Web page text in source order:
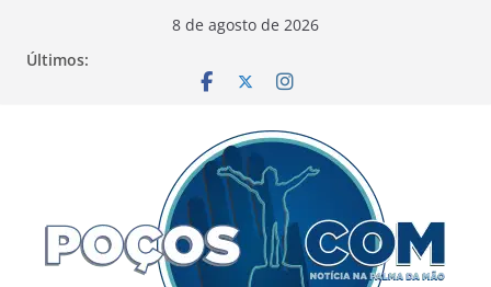
8 de agosto de 2026
Últimos: